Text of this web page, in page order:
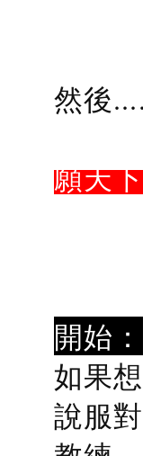
然後
願天
開始：
如果
說服